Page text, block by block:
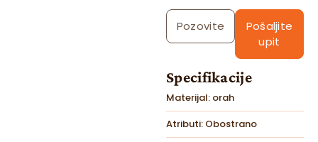
Pozovite
Pošaljite
upit
Specifikacije
Materijal: orah
Atributi: Obostrano